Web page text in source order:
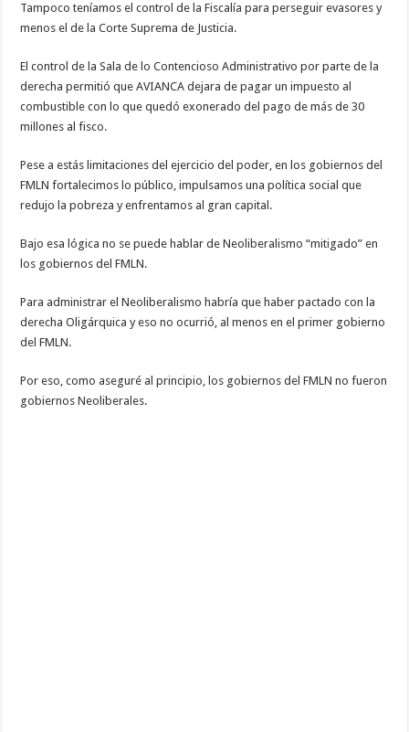
Tampoco teníamos el control de la Fiscalía para perseguir evasores y
menos el de la Corte Suprema de Justicia.
El control de la Sala de lo Contencioso Administrativo por parte de la
derecha permitió que AVIANCA dejara de pagar un impuesto al
combustible con lo que quedó exonerado del pago de más de 30
millones al fisco.
Pese a estás limitaciones del ejercicio del poder, en los gobiernos del
FMLN fortalecimos lo público, impulsamos una política social que
redujo la pobreza y enfrentamos al gran capital.
Bajo esa lógica no se puede hablar de Neoliberalismo “mitigado” en
los gobiernos del FMLN.
Para administrar el Neoliberalismo habría que haber pactado con la
derecha Oligárquica y eso no ocurrió, al menos en el primer gobierno
del FMLN.
Por eso, como aseguré al principio, los gobiernos del FMLN no fueron
gobiernos Neoliberales.